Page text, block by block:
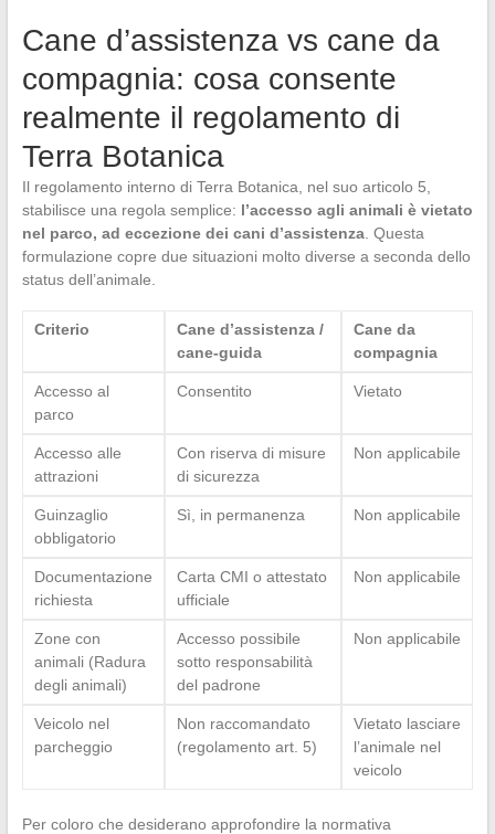
Cane d’assistenza vs cane da
compagnia: cosa consente
realmente il regolamento di
Terra Botanica
Il regolamento interno di Terra Botanica, nel suo articolo 5,
stabilisce una regola semplice: l’accesso agli animali è vietato
nel parco, ad eccezione dei cani d’assistenza. Questa
formulazione copre due situazioni molto diverse a seconda dello
status dell’animale.
Criterio
Cane d’assistenza /
cane-guida
Cane da
compagnia
Accesso al
parco
Consentito Vietato
Accesso alle
attrazioni
Con riserva di misure
di sicurezza
Non applicabile
Guinzaglio
obbligatorio
Sì, in permanenza Non applicabile
Documentazione
richiesta
Carta CMI o attestato
ufficiale
Non applicabile
Zone con
animali (Radura
degli animali)
Accesso possibile
sotto responsabilità
del padrone
Non applicabile
Veicolo nel
parcheggio
Non raccomandato
(regolamento art. 5)
Vietato lasciare
l’animale nel
veicolo
Per coloro che desiderano approfondire la normativa